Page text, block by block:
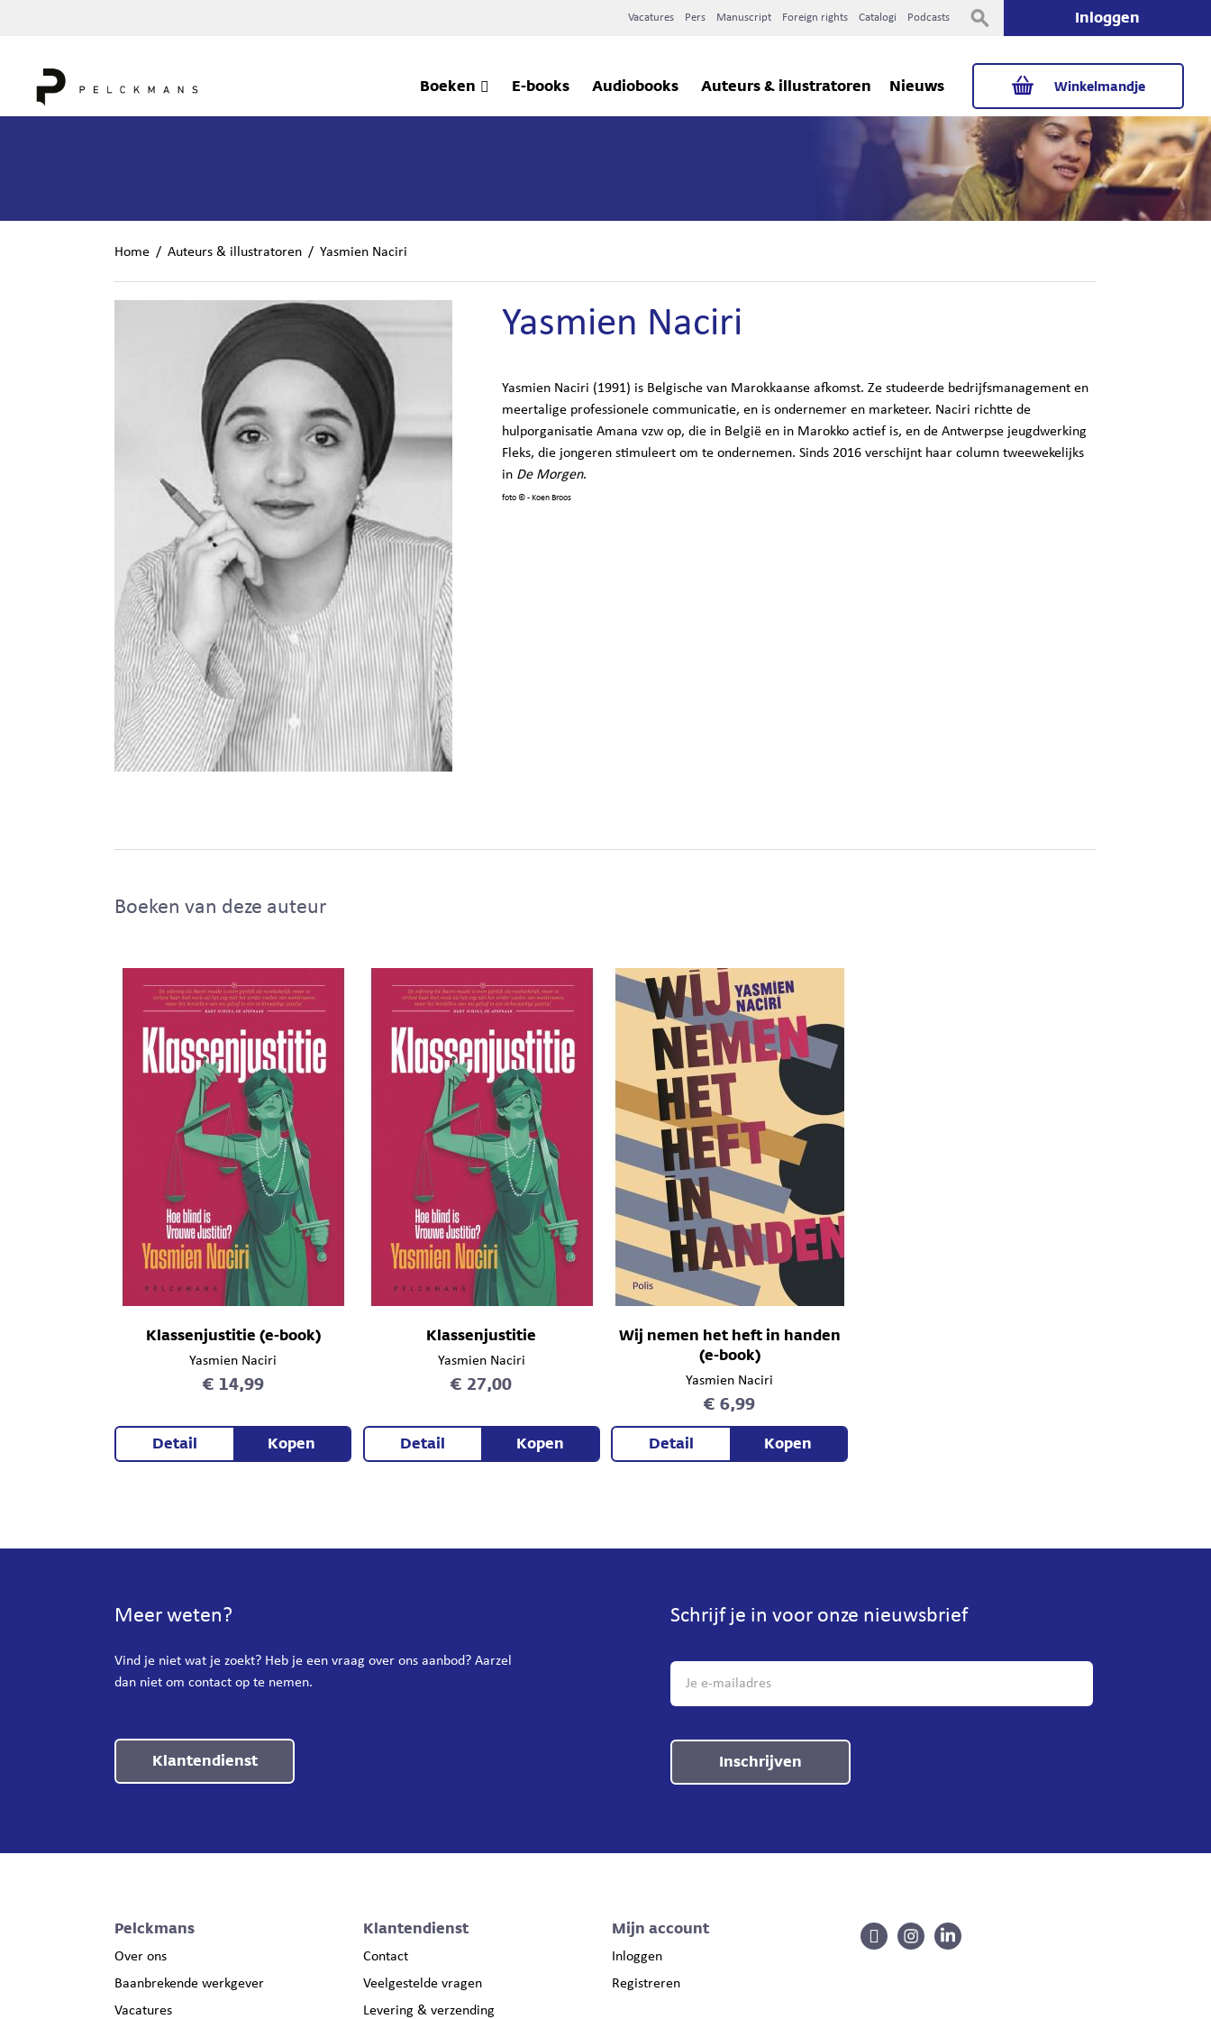
Vacatures Pers Manuscript Foreign rights Catalogi Podcasts Inloggen
Winkelmandje
Boeken E-books Audiobooks Auteurs & illustratoren Nieuws
Home / Auteurs & illustratoren / Yasmien Naciri
Yasmien Naciri
Yasmien Naciri (1991) is Belgische van Marokkaanse afkomst. Ze studeerde bedrijfsmanagement en
meertalige professionele communicatie, en is ondernemer en marketeer. Naciri richtte de
hulporganisatie Amana vzw op, die in België en in Marokko actief is, en de Antwerpse jeugdwerking
Fleks, die jongeren stimuleert om te ondernemen. Sinds 2016 verschijnt haar column tweewekelijks
in De Morgen.
foto© - Koen Broos
Boeken van deze auteur
Klassenjustitie (e-book)
Yasmien Naciri
€ 14,99
Detail Kopen
Klassenjustitie
Yasmien Naciri
€ 27,00
Detail Kopen
Wij nemen het heft in handen
(e-book)
Yasmien Naciri
€ 6,99
Detail Kopen
Meer weten?
Vind je niet wat je zoekt? Heb je een vraag over ons aanbod? Aarzel
dan niet om contact op te nemen.
Klantendienst
Schrijf je in voor onze nieuwsbrief
Inschrijven
Pelckmans
Over ons
Baanbrekende werkgever
Vacatures
Klantendienst
Contact
Veelgestelde vragen
Levering & verzending
Mijn account
Inloggen
Registreren